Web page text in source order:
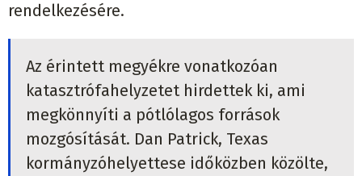
rendelkezésére.
Az érintett megyékre vonatkozóan
katasztrófahelyzetet hirdettek ki, ami
megkönnyíti a pótlólagos források
mozgósítását. Dan Patrick, Texas
kormányzóhelyettese időközben közölte,